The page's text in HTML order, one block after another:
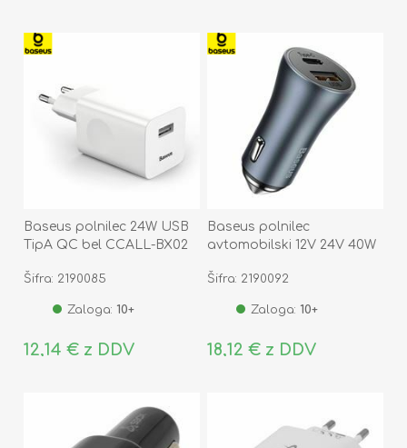
Baseus polnilec 24W USB
TipA QC bel CCALL-BX02
Šifra: 2190085
Zaloga: 10+
12,14 € z DDV
Baseus polnilec
avtomobilski 12V 24V 40W
CCJD-0G
Šifra: 2190092
Zaloga: 10+
18,12 € z DDV